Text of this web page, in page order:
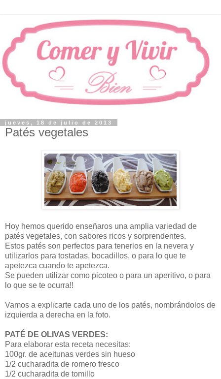
jueves, 18 de julio de 2013
Patés vegetales
Hoy hemos querido enseñaros una amplia variedad de
patés vegetales, con sabores ricos y sorprendentes.
Estos patés son perfectos para tenerlos en la nevera y
utilizarlos para tostadas, bocadillos, o para lo que te
apetezca cuando te apetezca.
Se pueden utilizar como picoteo o para un aperitivo, o para
lo que se te ocurra!!
Vamos a explicarte cada uno de los patés, nombrándolos de
izquierda a derecha en la foto.
PATÉ DE OLIVAS VERDES:
Para elaborar esta receta necesitas:
100gr. de aceitunas verdes sin hueso
1/2 cucharadita de romero fresco
1/2 cucharadita de tomillo